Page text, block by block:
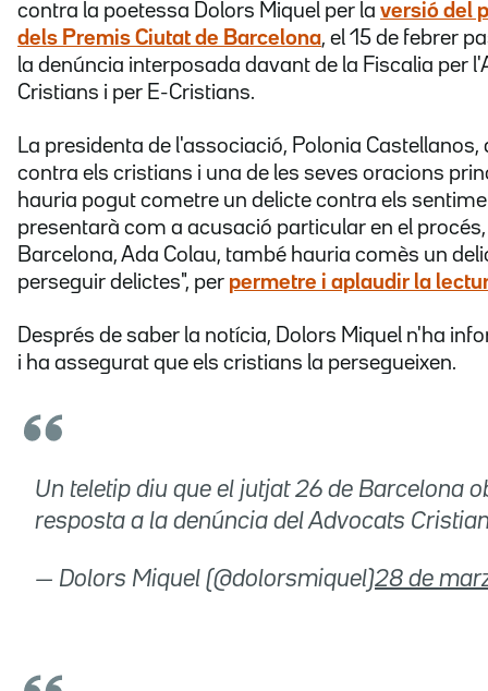
contra la poetessa Dolors Miquel per la versió del
dels Premis Ciutat de Barcelona, el 15 de febrer
la denúncia interposada davant de la Fiscalia per
Cristians i per E-Cristians.
La presidenta de l'associació, Polonia
contra els cristians i una de les seves oracions
hauria pogut cometre un delicte contra els
presentarà com a acusació particular en el
Barcelona, Ada Colau, també hauria comès un
perseguir delictes", per permetre i aplaudir la
Després de saber la notícia, Dolors Miquel n'ha
i ha assegurat que els cristians la persegueixen.
Un teletip diu que el jutjat 26 de Barcelona
resposta a la denúncia del Advocats
— Dolors Miquel (@dolorsmiquel)28 de